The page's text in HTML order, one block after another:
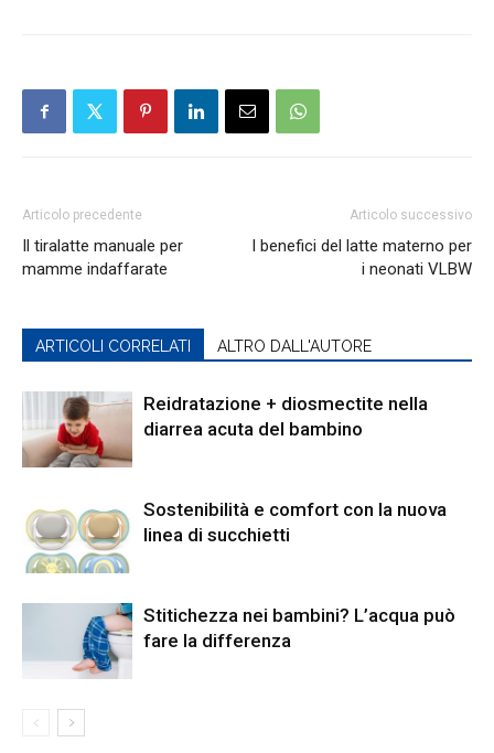
Articolo precedente
Il tiralatte manuale per
mamme indaffarate
Articolo successivo
I benefici del latte materno per
i neonati VLBW
ARTICOLI CORRELATI ALTRO DALL'AUTORE
Reidratazione + diosmectite nella
diarrea acuta del bambino
Sostenibilità e comfort con la nuova
linea di succhietti
Stitichezza nei bambini? L’acqua può
fare la differenza